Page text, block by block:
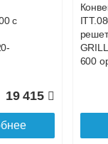
91 285
с
19 415
600